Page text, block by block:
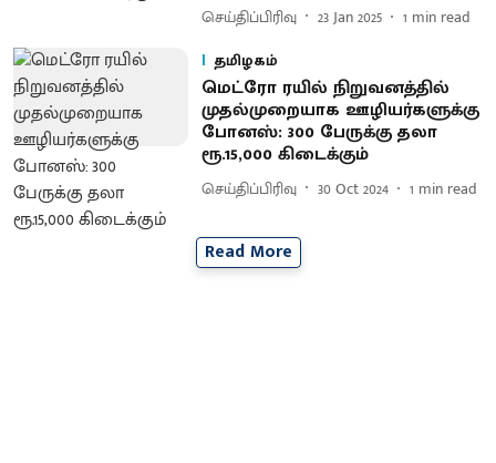
செய்திப்பிரிவு 23 Jan 2025 1 min read
தமிழகம்
மெட்ரோ ரயில் நிறுவனத்தில்
முதல்முறையாக ஊழியர்களுக்கு
போனஸ்: 300 பேருக்கு தலா
ரூ.15,000 கிடைக்கும்
செய்திப்பிரிவு 30 Oct 2024 1 min read
Read More